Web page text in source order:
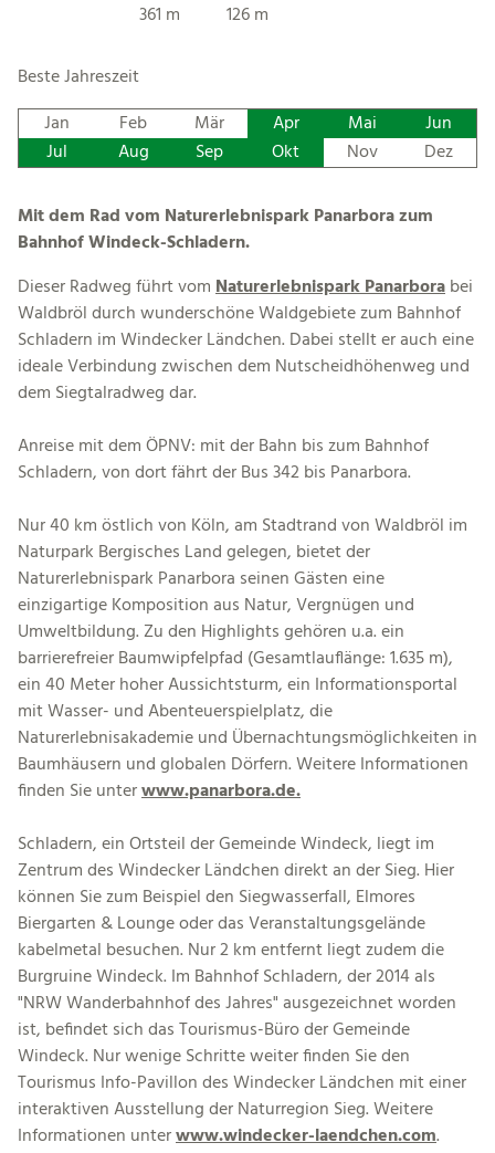
361 m 126 m
Beste Jahreszeit
Jan
Feb Mär Apr Mai
Jun
Jul
Aug Sep Okt Nov Dez
Mit dem Rad vom Naturerlebnispark Panarbora zum
Bahnhof Windeck-Schladern.
Dieser Radweg führt vomNaturerlebnispark Panarborabei
Waldbröl durch wunderschöne Waldgebiete zum Bahnhof
Schladern im Windecker Ländchen. Dabei stellt er auch eine
ideale Verbindung zwischen dem Nutscheidhöhenweg und
dem Siegtalradweg dar.
Anreise mit dem ÖPNV: mit der Bahn bis zum Bahnhof
Schladern, von dort fährt der Bus 342 bis Panarbora.
Nur 40 km östlich von Köln, am Stadtrand von Waldbröl im
Naturpark Bergisches Land gelegen, bietet der
Naturerlebnispark Panarbora seinen Gästen eine
einzigartige Komposition aus Natur, Vergnügen und
Umweltbildung. Zu den Highlights gehören u.a. ein
barrierefreier Baumwipfelpfad (Gesamtlauflänge: 1.635 m),
ein 40 Meter hoher Aussichtsturm, ein Informationsportal
mit Wasser- und Abenteuerspielplatz, die
Naturerlebnisakademie und Übernachtungsmöglichkeiten in
Baumhäusern und globalen Dörfern. Weitere Informationen
finden Sie unterwww.panarbora.de.
Schladern, ein Ortsteil der Gemeinde Windeck, liegt im
Zentrum des Windecker Ländchen direkt an der Sieg. Hier
können Sie zum Beispiel den Siegwasserfall, Elmores
Biergarten & Lounge oder das Veranstaltungsgelände
kabelmetal besuchen. Nur 2 km entfernt liegt zudem die
Burgruine Windeck. Im Bahnhof Schladern, der 2014 als
"NRW Wanderbahnhof des Jahres" ausgezeichnet worden
ist, befindet sich das Tourismus-Büro der Gemeinde
Windeck. Nur wenige Schritte weiter finden Sie den
Tourismus Info-Pavillon des Windecker Ländchen mit einer
interaktiven Ausstellung der Naturregion Sieg. Weitere
Informationen unterwww.windecker-laendchen.com.